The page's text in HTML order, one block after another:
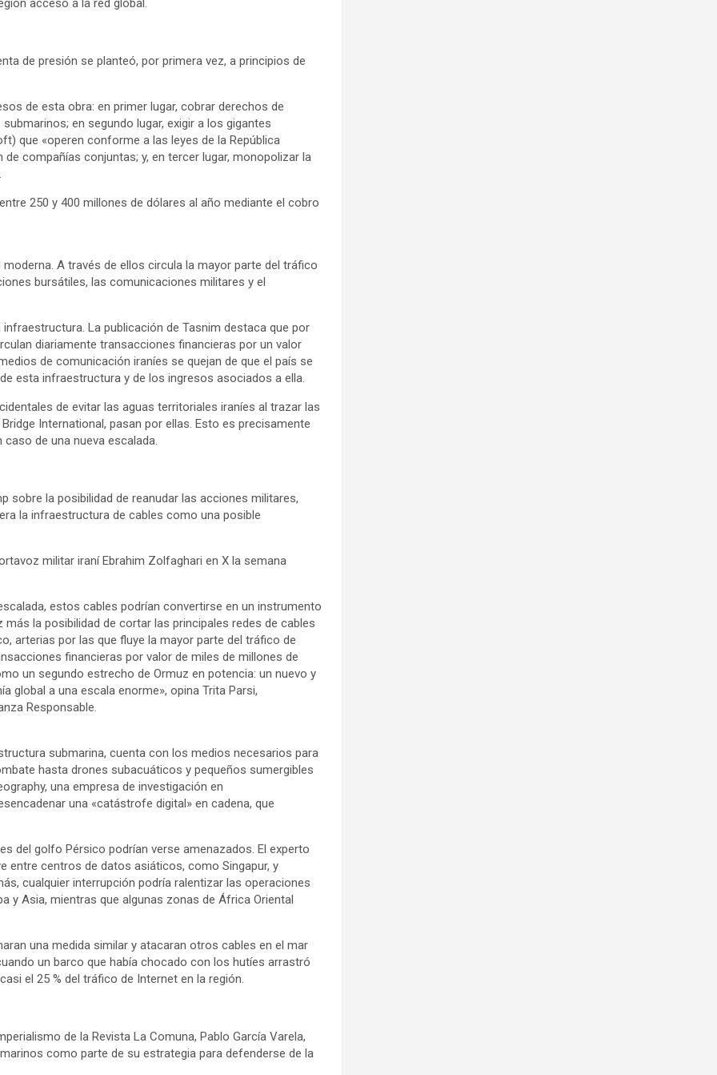
acceso a la red global.
de presión se planteó, por primera vez, a principios de
de esta obra: en primer lugar, cobrar derechos de
en segundo lugar, exigir a los gigantes
que «operen conforme a las leyes de la República
compañías conjuntas; y, en tercer lugar, monopolizar la
250 y 400 millones de dólares al año mediante el cobro
A través de ellos circula la mayor parte del tráfico
bursátiles, las comunicaciones militares y el
La publicación de Tasnim destaca que por
diariamente transacciones financieras por un valor
de comunicación iraníes se quejan de que el país se
esta infraestructura y de los ingresos asociados a ella.
de evitar las aguas territoriales iraníes al trazar las
International, pasan por ellas. Esto es precisamente
de una nueva escalada.
sobre la posibilidad de reanudar las acciones militares,
la infraestructura de cables como una posible
militar iraní Ebrahim Zolfaghari en X la semana
estos cables podrían convertirse en un instrumento
la posibilidad de cortar las principales redes de cables
arterias por las que fluye la mayor parte del tráfico de
financieras por valor de miles de millones de
un segundo estrecho de Ormuz en potencia: un nuevo y
global a una escala enorme», opina Trita Parsi,
Responsable.
submarina, cuenta con los medios necesarios para
hasta drones subacuáticos y pequeños sumergibles
una empresa de investigación en
una «catástrofe digital» en cadena, que
del golfo Pérsico podrían verse amenazados. El experto
entre centros de datos asiáticos, como Singapur, y
cualquier interrupción podría ralentizar las operaciones
Asia, mientras que algunas zonas de África Oriental
una medida similar y atacaran otros cables en el mar
un barco que había chocado con los hutíes arrastró
el 25 % del tráfico de Internet en la región.
de la Revista La Comuna, Pablo García Varela,
como parte de su estrategia para defenderse de la